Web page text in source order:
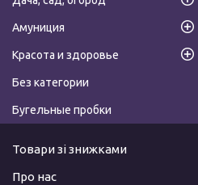
Амуниция
Красота и здоровье
Без категории
Бугельные пробки
Товари зі знижками
Про нас